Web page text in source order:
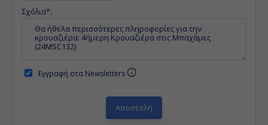
Σχόλια*:
Εγγραφή στα Newsletters